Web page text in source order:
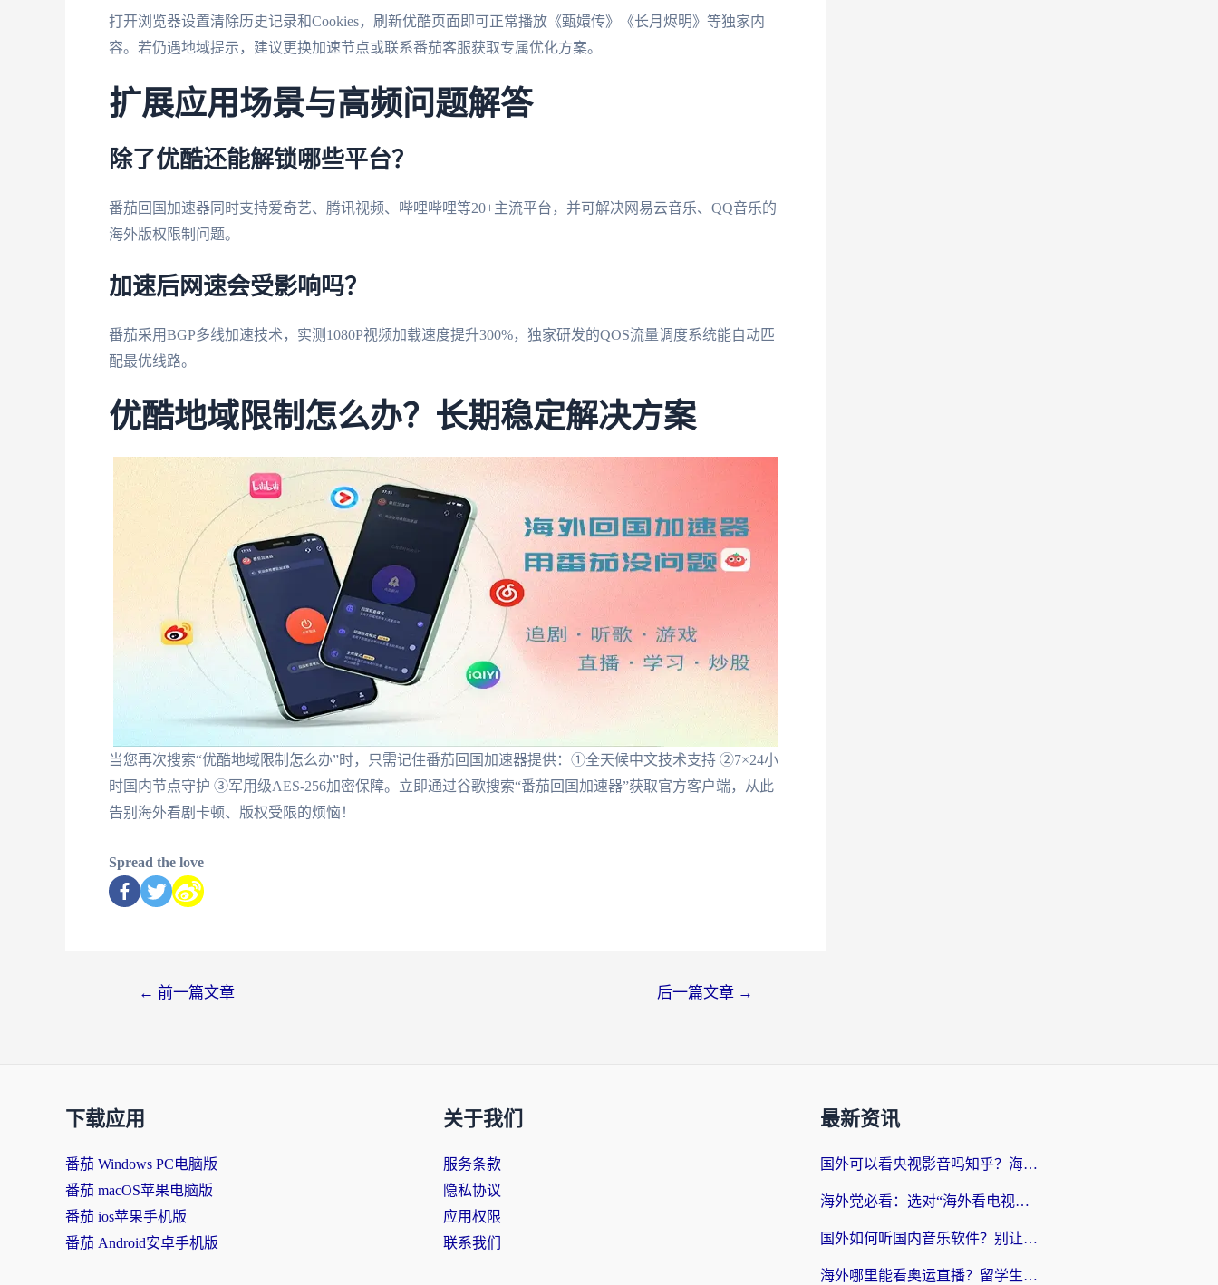
打开浏览器设置清除历史记录和Cookies，刷新优酷页面即可正常播放《甄嬛传》《长月烬明》等独家内
容。若仍遇地域提示，建议更换加速节点或联系番茄客服获取专属优化方案。
扩展应用场景与高频问题解答
除了优酷还能解锁哪些平台？
番茄回国加速器同时支持爱奇艺、腾讯视频、哔哩哔哩等20+主流平台，并可解决网易云音乐、QQ音乐的
海外版权限制问题。
加速后网速会受影响吗？
番茄采用BGP多线加速技术，实测1080P视频加载速度提升300%，独家研发的QOS流量调度系统能自动匹
配最优线路。
优酷地域限制怎么办？长期稳定解决方案
当您再次搜索“优酷地域限制怎么办”时，只需记住番茄回国加速器提供：①全天候中文技术支持 ②7×24小
时国内节点守护 ③军用级AES-256加密保障。立即通过谷歌搜索“番茄回国加速器”获取官方客户端，从此
告别海外看剧卡顿、版权受限的烦恼！
Spread the love
← 前一篇文章 后一篇文章 →
下载应用
番茄 Windows PC电脑版
番茄 macOS苹果电脑版
番茄 ios苹果手机版
番茄 Android安卓手机版
关于我们
服务条款
隐私协议
应用权限
联系我们
最新资讯
国外可以看央视影音吗知乎？海外党亲测有效的回国加速方案
海外党必看：选对“海外看电视剧软件”，再也不用愁国内剧刷不了
国外如何听国内音乐软件？别让地域限制，断了你的中文歌单
海外哪里能看奥运直播？留学生&海外华人必看的体育赛事观赛终极指南